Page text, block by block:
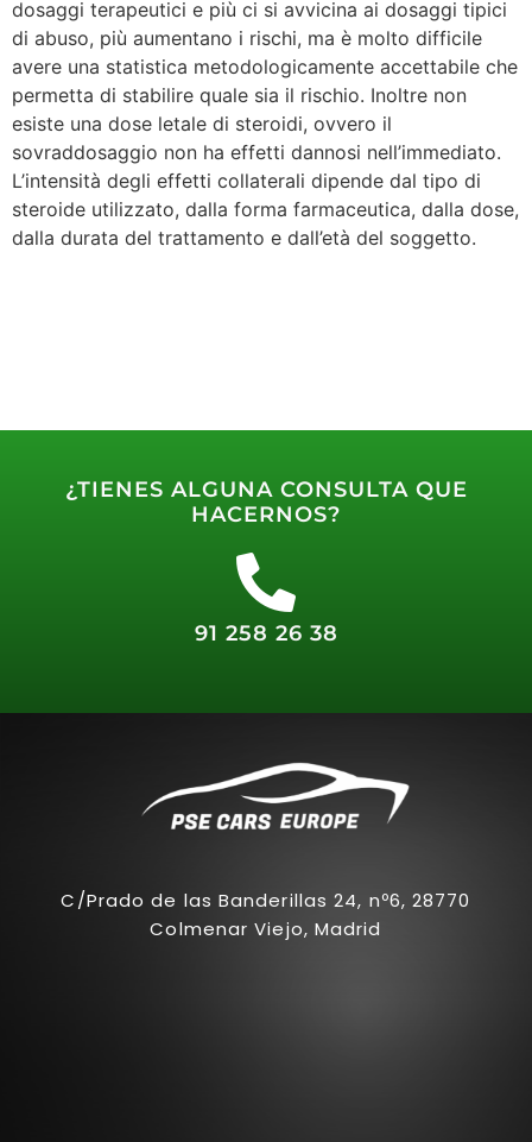
dosaggi terapeutici e più ci si avvicina ai dosaggi tipici
di abuso, più aumentano i rischi, ma è molto difficile
avere una statistica metodologicamente accettabile che
permetta di stabilire quale sia il rischio. Inoltre non
esiste una dose letale di steroidi, ovvero il
sovraddosaggio non ha effetti dannosi nell’immediato.
L’intensità degli effetti collaterali dipende dal tipo di
steroide utilizzato, dalla forma farmaceutica, dalla dose,
dalla durata del trattamento e dall’età del soggetto.
¿TIENES ALGUNA CONSULTA QUE
HACERNOS?
91 258 26 38
C/Prado de las Banderillas 24, nº6, 28770
Colmenar Viejo, Madrid